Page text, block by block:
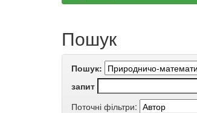
Пошук
Пошук:
запит
Поточні фільтри: